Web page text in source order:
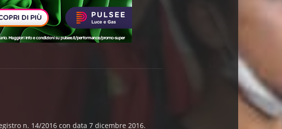
n. 14/2016 con data 7 dicembre 2016.